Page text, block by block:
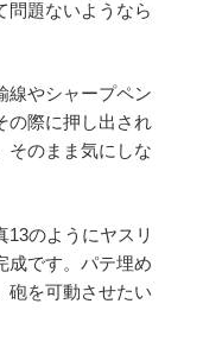
問題ないようなら
線やシャープペン
の際に押し出され
そのまま気にしな
のようにヤスリ
成です。パテ埋め
砲を可動させたい